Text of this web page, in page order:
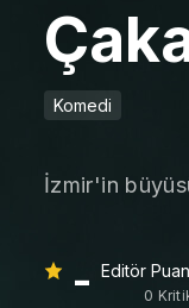
Komedi
İzmir'in
- Editör
0